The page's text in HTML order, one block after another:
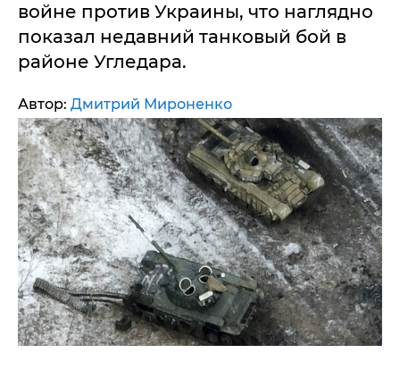
войне против Украины, что наглядно
показал недавний танковый бой в
районе Угледара.
Автор: Дмитрий Мироненко